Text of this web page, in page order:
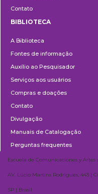
Contato
BIBLIOTECA
A Biblioteca
Fontes de informação
Auxílio ao Pesquisador
Serviços aos usuários
Compras e doações
Contato
Divulgação
Manuais de Catalogação
Perguntas frequentes
Escuela de Comunicaciones y
AV. Lúcio Martins Rodrigues, 443 |
SP | Brasil